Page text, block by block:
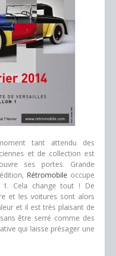
tant attendu des
et de collection est
ses portes. Grande
Rétromobile occupe
Cela change tout ! De
et les voitures sont alors
et il est très plaisant de
être serré comme des
qui laisse présager une